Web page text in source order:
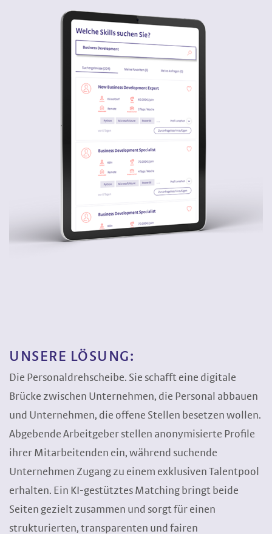
UNSERE LÖSUNG:
Die Personaldrehscheibe. Sie schafft eine digitale
Brücke zwischen Unternehmen, die Personal abbauen
und Unternehmen, die offene Stellen besetzen wollen.
Abgebende Arbeitgeber stellen anonymisierte Profile
ihrer Mitarbeitenden ein, während suchende
Unternehmen Zugang zu einem exklusiven Talentpool
erhalten. Ein KI-gestütztes Matching bringt beide
Seiten gezielt zusammen und sorgt für einen
strukturierten, transparenten und fairen